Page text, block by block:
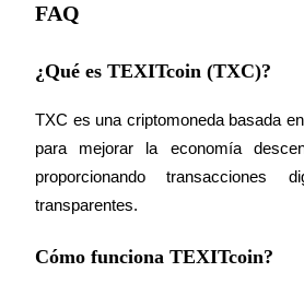
Obtenga más información sobre
FAQ
¿Qué es TEXITcoin (TXC)?
TXC es una criptomoneda basada
para mejorar la economía
proporcionando transacciones
transparentes.
Cómo funciona TEXITcoin?